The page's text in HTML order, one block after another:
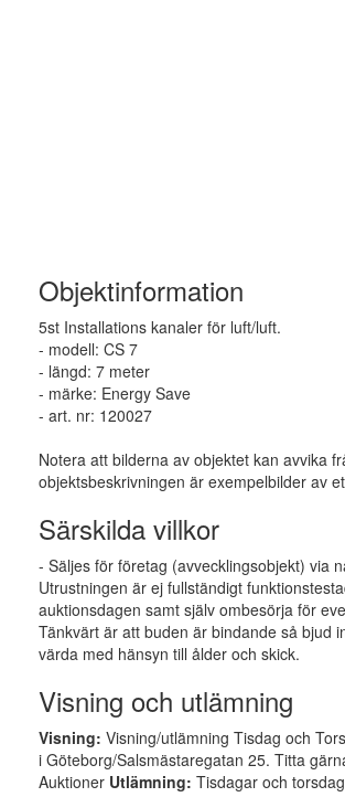
Objektinformation
5st Installations kanaler för luft/luft.
- modell: CS 7
- längd: 7 meter
- märke: Energy Save
- art. nr: 120027
Notera att bilderna av objektet kan avvika
objektsbeskrivningen är exempelbilder av
Särskilda villkor
- Säljes för företag (avvecklingsobjekt) via
Utrustningen är ej fullständigt
auktionsdagen samt själv ombesörja för
Tänkvärt är att buden är bindande så bjud
värda med hänsyn till ålder och skick.
Visning och utlämning
Visning: Visning/utlämning Tisdag och
i Göteborg/Salsmästaregatan 25. Titta
Auktioner Utlämning: Tisdagar och